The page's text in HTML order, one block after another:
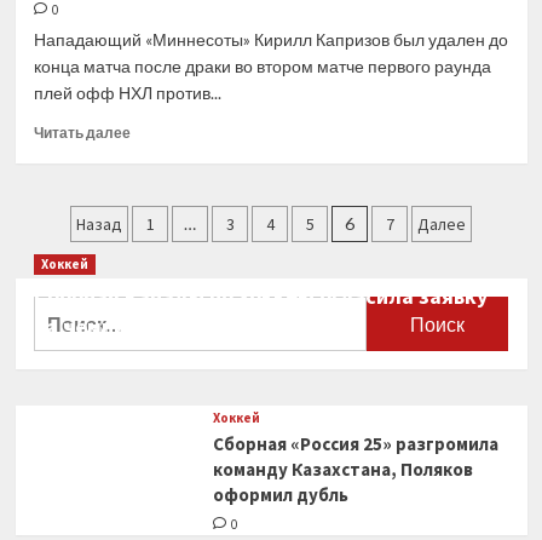
рекорд
0
Нападающий «Миннесоты» Кирилл Капризов был удален до
конца матча после драки во втором матче первого раунда
плей офф НХЛ против...
Читать далееПрочитать
получил
удаление
Пагинация
записей
Назад 1 … 3 4 5 6 7 Далее
Хоккей
Сборная Канады по хоккею огласила заявку
на чемпионат мира
Хоккей
Сборная «Россия 25» разгромила
команду Казахстана, Поляков
оформил дубль
0